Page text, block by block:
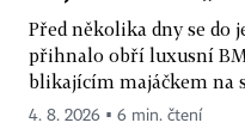
Před několika dny se do
přihnalo obří luxusní
blikajícím majáčkem na
4. 8. 2026 ▪ 6 min. čtení